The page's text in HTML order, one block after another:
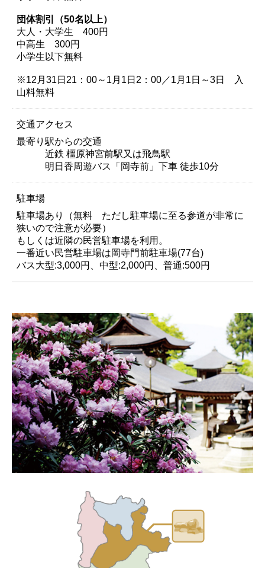
団体割引（50名以上）
大人・大学生 400円
中高生 300円
小学生以下無料
※12月31日21：00～1月1日2：00／1月1日～3日 入
山料無料
交通アクセス
最寄り駅からの交通
近鉄 橿原神宮前駅又は飛鳥駅
明日香周遊バス「岡寺前」下車 徒歩10分
駐車場
駐車場あり（無料 ただし駐車場に至る参道が非常に
狭いので注意が必要）
もしくは近隣の民営駐車場を利用。
一番近い民営駐車場は岡寺門前駐車場(77台)
バス大型:3,000円、中型:2,000円、普通:500円